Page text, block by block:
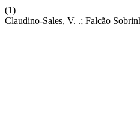
(1)
Claudino-Sales, V. .; Falcão